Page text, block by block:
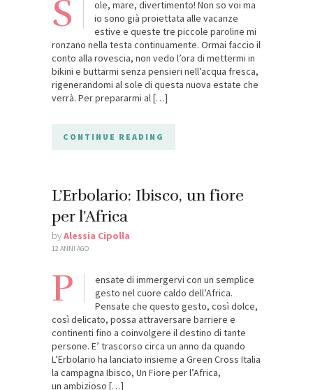
S
ole, mare, divertimento! Non so voi ma
io sono già proiettata alle vacanze
estive e queste tre piccole paroline mi
ronzano nella testa continuamente. Ormai faccio il
conto alla rovescia, non vedo l’ora di mettermi in
bikini e buttarmi senza pensieri nell’acqua fresca,
rigenerandomi al sole di questa nuova estate che
verrà. Per prepararmi al […]
CONTINUE READING
L’Erbolario: Ibisco, un fiore
per l’Africa
byAlessia Cipolla
12 ANNI AGO
P
ensate di immergervi con un semplice
gesto nel cuore caldo dell’Africa.
Pensate che questo gesto, così dolce,
così delicato, possa attraversare barriere e
continenti fino a coinvolgere il destino di tante
persone. E’ trascorso circa un anno da quando
L’Erbolario ha lanciato insieme a Green Cross Italia
la campagna Ibisco, Un Fiore per l’Africa,
un ambizioso […]